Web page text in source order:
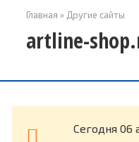
Главная » Другие сайты
artline-
Cегодня